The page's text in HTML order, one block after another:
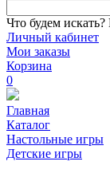
Что будем искать?
Личный кабинет
Мои заказы
Корзина
0
Главная
Каталог
Настольные игры
Детские игры